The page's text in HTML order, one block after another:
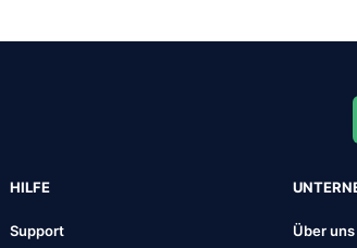
HILFE
Support
Über uns